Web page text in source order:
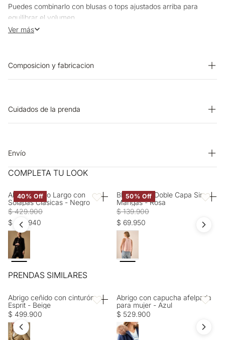
Puedes combinarlo con blusas o tops ajustados arriba para
equilibrar el volumen.
Funciona muy bien para la oficina o planes casuales.
Ver más
Composicion y fabricacion
Cuidados de la prenda
retorcer ni exprimir. OTROS: Lavar separadamente. CUIDADO
planchar. BLANQUEADO: No usar blanqueador. OTROS: No
Envío
Entrega estimada de 7 a 15 días hábiles
COMPLETA TU LOOK
40% Off Favoritos
Abrigo Negro Largo con
Solapas Clásicas - Negro
$ 429.900
$ 257.940
50% Off
Blusa Rosa Doble Capa Sin
Mangas - Rosa
$ 139.900
$ 69.950
PRENDAS SIMILARES
Favoritos
Abrigo ceñido con cinturón
Esprit - Beige
$ 499.900
Abrigo con capucha afelpada
para mujer - Azul
$ 529.900